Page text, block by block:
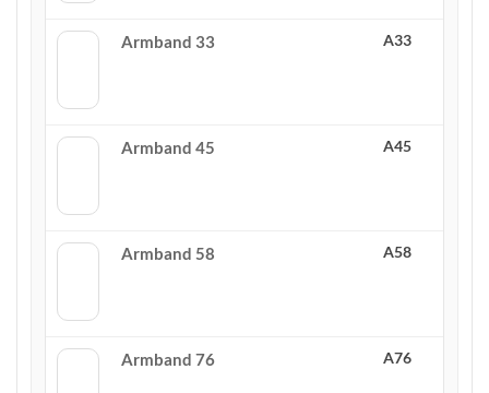
Armband 33 A33
Armband 45 A45
Armband 58 A58
Armband 76 A76